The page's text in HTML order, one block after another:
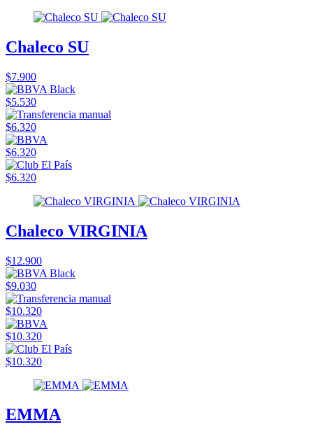
Chaleco SU
$7.900
$5.530
$6.320
$6.320
$6.320
Chaleco VIRGINIA
$12.900
$9.030
$10.320
$10.320
$10.320
EMMA